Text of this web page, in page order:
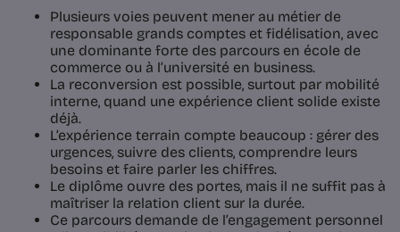
Plusieurs voies peuvent mener au métier de
responsable grands comptes et fidélisation, avec
une dominante forte des parcours en école de
commerce ou à l’université en business.
La reconversion est possible, surtout par mobilité
interne, quand une expérience client solide existe
déjà.
L’expérience terrain compte beaucoup : gérer des
urgences, suivre des clients, comprendre leurs
besoins et faire parler les chiffres.
Le diplôme ouvre des portes, mais il ne suffit pas à
maîtriser la relation client sur la durée.
Ce parcours demande de l’engagement personnel